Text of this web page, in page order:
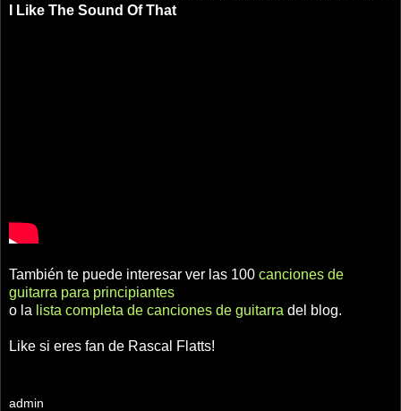
I Like The Sound Of That
También te puede interesar ver las 100 canciones de
guitarra para principiantes
o la lista completa de canciones de guitarra del blog.
Like si eres fan de Rascal Flatts!
admin